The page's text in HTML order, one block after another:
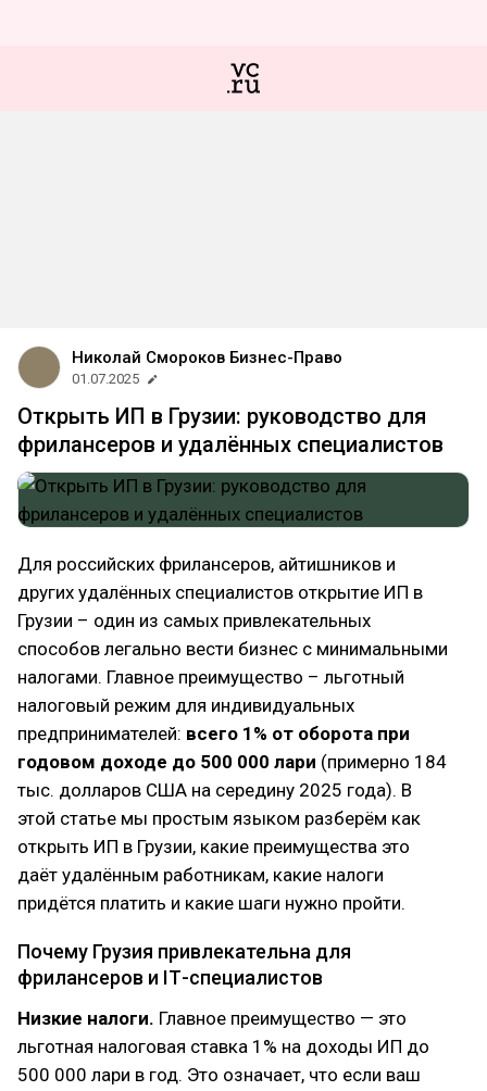
Николай Смороков Бизнес-Право
01.07.2025
Открыть ИП в Грузии: руководство для
фрилансеров и удалённых специалистов
Для российских фрилансеров, айтишников и
других удалённых специалистов открытие ИП в
Грузии – один из самых привлекательных
способов легально вести бизнес с минимальными
налогами. Главное преимущество – льготный
налоговый режим для индивидуальных
предпринимателей: всего 1% от оборота при
годовом доходе до 500 000 лари (примерно 184
тыс. долларов США на середину 2025 года). В
этой статье мы простым языком разберём как
открыть ИП в Грузии, какие преимущества это
даёт удалённым работникам, какие налоги
придётся платить и какие шаги нужно пройти.
Почему Грузия привлекательна для
фрилансеров и IТ-специалистов
Низкие налоги. Главное преимущество — это
льготная налоговая ставка 1% на доходы ИП до
500 000 лари в год. Это означает, что если ваш